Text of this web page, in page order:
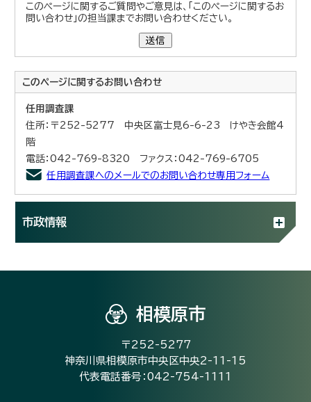
このページに関するご質問やご意見は、「このページに関するお
問い合わせ」の担当課までお問い合わせください。
送信
このページに関するお問い合わせ
任用調査課
住所：〒252-5277 中央区富士見6-6-23 けやき会館4
階
電話：042-769-8320 ファクス：042-769-6705
任用調査課へのメールでのお問い合わせ専用フォーム
市政情報
相模原市
〒252-5277
神奈川県相模原市中央区中央2-11-15
代表電話番号：042-754-1111